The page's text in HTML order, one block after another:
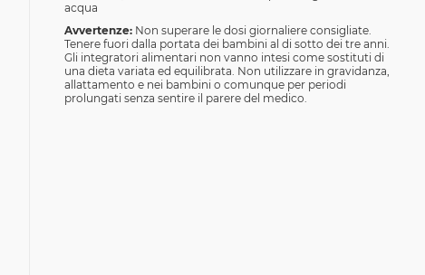
acqua
Avvertenze: Non superare le dosi giornaliere consigliate.
Tenere fuori dalla portata dei bambini al di sotto dei tre anni.
Gli integratori alimentari non vanno intesi come sostituti di
una dieta variata ed equilibrata. Non utilizzare in gravidanza,
allattamento e nei bambini o comunque per periodi
prolungati senza sentire il parere del medico.